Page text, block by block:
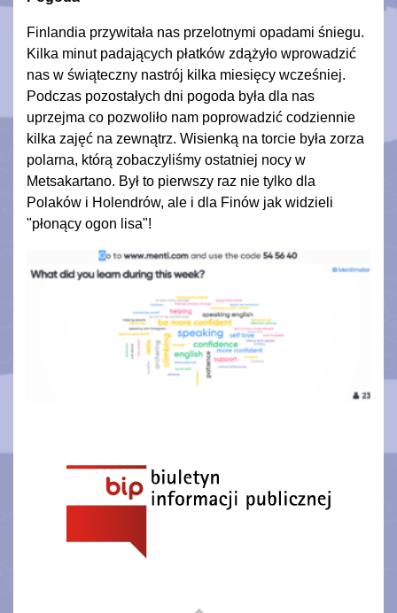
Finlandia przywitała nas przelotnymi opadami śniegu.
Kilka minut padających płatków zdążyło wprowadzić
nas w świąteczny nastrój kilka miesięcy wcześniej.
Podczas pozostałych dni pogoda była dla nas
uprzejma co pozwoliło nam poprowadzić codziennie
kilka zajęć na zewnątrz. Wisienką na torcie była zorza
polarna, którą zobaczyliśmy ostatniej nocy w
Metsakartano. Był to pierwszy raz nie tylko dla
Polaków i Holendrów, ale i dla Finów jak widzieli
"płonący ogon lisa"!